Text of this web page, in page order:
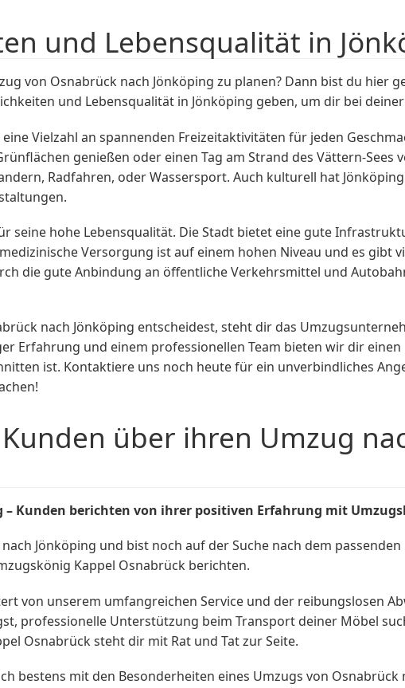
und Lebensqualität in
von Osnabrück nach Jönköping zu planen? Dann bist du hier
und Lebensqualität in Jönköping geben, um dir bei
Vielzahl an spannenden Freizeitaktivitäten für jeden
genießen oder einen Tag am Strand des Vättern-
Radfahren, oder Wassersport. Auch kulturell hat
seine hohe Lebensqualität. Die Stadt bietet eine gute
Versorgung ist auf einem hohen Niveau und es gibt
die gute Anbindung an öffentliche Verkehrsmittel und
nach Jönköping entscheidest, steht dir das
Erfahrung und einem professionellen Team bieten wir dir
ist. Kontaktiere uns noch heute für ein unverbindliches
über ihren Umzug
– Kunden berichten von ihrer positiven Erfahrung mit
Jönköping und bist noch auf der Suche nach dem
Kappel Osnabrück berichten.
von unserem umfangreichen Service und der reibungslosen
professionelle Unterstützung beim Transport deiner Möbel
Osnabrück steht dir mit Rat und Tat zur Seite.
bestens mit den Besonderheiten eines Umzugs von Osnabrück